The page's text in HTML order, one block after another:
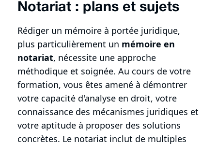
Notariat : plans et sujets
Rédiger un mémoire à portée juridique,
plus particulièrement un mémoire en
notariat, nécessite une approche
méthodique et soignée. Au cours de votre
formation, vous êtes amené à démontrer
votre capacité d'analyse en droit, votre
connaissance des mécanismes juridiques et
votre aptitude à proposer des solutions
concrètes. Le notariat inclut de multiples